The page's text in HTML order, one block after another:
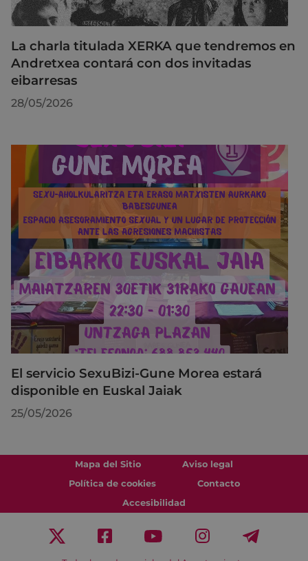
La charla titulada XERKA que tendremos en
Andretxea contará con dos invitadas
eibarresas
28/05/2026
El servicio SexuBizi-Gune Morea estará
disponible en Euskal Jaiak
25/05/2026
Mapa del Sitio
Aviso legal
Política de cookies
Contacto
Accesibilidad